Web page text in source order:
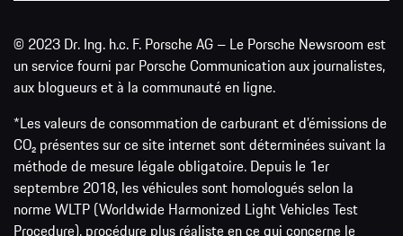
© 2023 Dr. Ing. h.c. F. Porsche AG – Le Porsche Newsroom est
un service fourni par Porsche Communication aux journalistes,
aux blogueurs et à la communauté en ligne.
*Les valeurs de consommation de carburant et d’émissions de
CO₂ présentes sur ce site internet sont déterminées suivant la
méthode de mesure légale obligatoire. Depuis le 1er
septembre 2018, les véhicules sont homologués selon la
norme WLTP (Worldwide Harmonized Light Vehicles Test
Procedure), procédure plus réaliste en ce qui concerne le